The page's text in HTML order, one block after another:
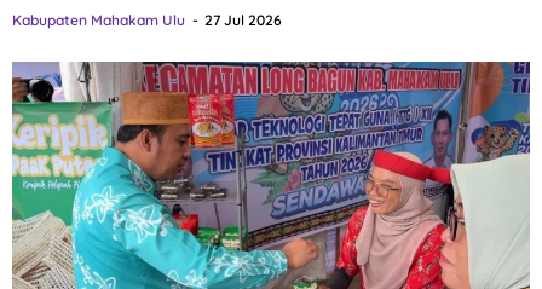
Kabupaten Mahakam Ulu 27 Jul 2026